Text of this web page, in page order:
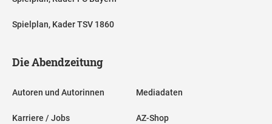
Spielplan, Kader TSV 1860
Die Abendzeitung
Autoren und Autorinnen
Karriere / Jobs
Mediadaten
AZ-Shop